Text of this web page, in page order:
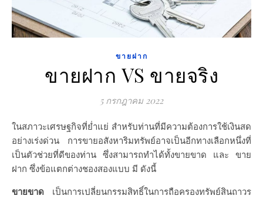
ขายฝาก
ขายฝาก VS ขายจริง
5 กรกฎาคม 2022
ในสภาวะเศรษฐกิจที่ย่ำแย่ สำหรับท่านที่มีความต้องการใช้เงินสด
อย่างเร่งด่วน การขายอสังหาริมทรัพย์อาจเป็นอีกทางเลือกหนึ่งที่
เป็นตัวช่วยที่ดีของท่าน ซึ่งสามารถทำได้ทั้งขายขาด และ ขาย
ฝาก ซึ่งข้อแตกต่างชองสองแบบ มี ดังนี้
ขายขาด เป็นการเปลี่ยนกรรมสิทธิ์ในการถือครองทรัพย์สินถาวร